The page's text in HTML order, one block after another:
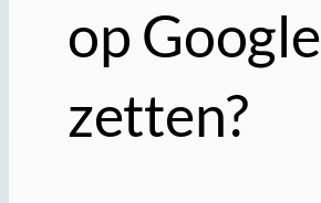
op Google
zetten?